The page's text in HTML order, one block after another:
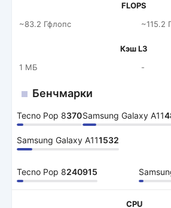
FLOPS
~83.2 Гфлопс
~115.2
Кэш L3
1 МБ
-
Бенчмарки
Tecno Pop 8370Samsung Galaxy A11
Samsung Galaxy A111532
Tecno Pop 8240915
CPU